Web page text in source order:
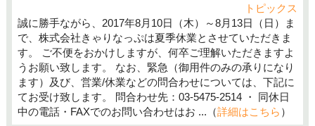
トピックス
誠に勝手ながら、2017年8月10日（木）～8月13日（日）ま
で、株式会社きゃりなっぷは夏季休業とさせていただきま
す。 ご不便をおかけしますが、何卒ご理解いただきますよ
うお願い致します。 なお、緊急（御用件のみの承りになり
ます）及び、営業/休業などの問合わせについては、下記に
てお受け致します。 問合わせ先：03-5475-2514 ・ 同休日
中の電話・FAXでのお問い合わせはお ...（詳細はこちら ）